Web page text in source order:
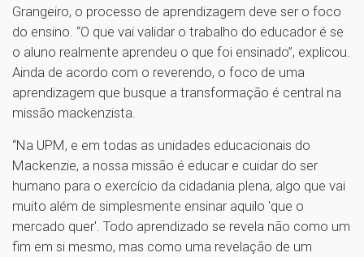
Grangeiro, o processo de aprendizagem deve ser o foco
do ensino. “O que vai validar o trabalho do educador é se
o aluno realmente aprendeu o que foi ensinado”, explicou.
Ainda de acordo com o reverendo, o foco de uma
aprendizagem que busque a transformação é central na
missão mackenzista.
“Na UPM, e em todas as unidades educacionais do
Mackenzie, a nossa missão é educar e cuidar do ser
humano para o exercício da cidadania plena, algo que vai
muito além de simplesmente ensinar aquilo 'que o
mercado quer'. Todo aprendizado se revela não como um
fim em si mesmo, mas como uma revelação de um